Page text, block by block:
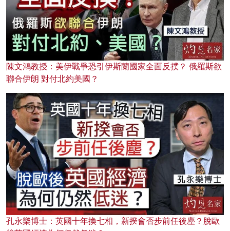
陳文鴻教授：美伊戰爭恐引伊斯蘭國家全面反撲？ 俄羅斯欲
聯合伊朗 對付北約美國？
孔永樂博士：英國十年換七相，新揆會否步前任後塵？脫歐